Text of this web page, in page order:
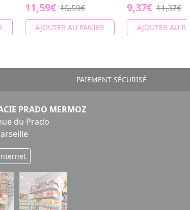
11,59€ 15,59€
AJOUTER AU PANIER
9,37€ 11,37€
AJOUTER AU
PAIEMENT SÉCURISÉ
PRADO MERMOZ
du Prado